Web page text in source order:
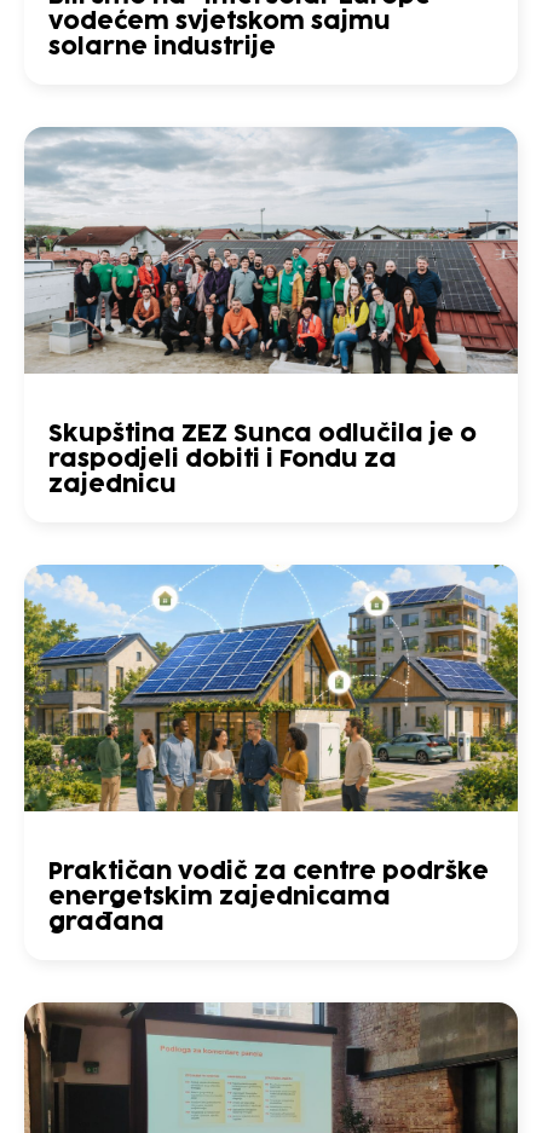
vodećem svjetskom sajmu
solarne industrije
Skupština ZEZ Sunca odlučila je o
raspodjeli dobiti i Fondu za
zajednicu
Praktičan vodič za centre podrške
energetskim zajednicama
građana